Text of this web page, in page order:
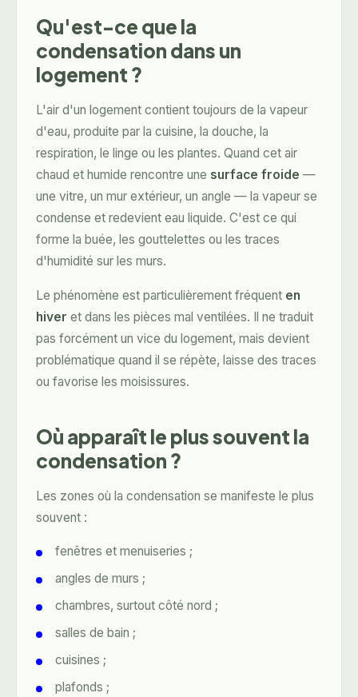
Qu'est-ce que la
condensation dans un
logement ?
L'air d'un logement contient toujours de la vapeur
d'eau, produite par la cuisine, la douche, la
respiration, le linge ou les plantes. Quand cet air
chaud et humide rencontre une surface froide —
une vitre, un mur extérieur, un angle — la vapeur se
condense et redevient eau liquide. C'est ce qui
forme la buée, les gouttelettes ou les traces
d'humidité sur les murs.
Le phénomène est particulièrement fréquent en
hiver et dans les pièces mal ventilées. Il ne traduit
pas forcément un vice du logement, mais devient
problématique quand il se répète, laisse des traces
ou favorise les moisissures.
Où apparaît le plus souvent la
condensation ?
Les zones où la condensation se manifeste le plus
souvent :
fenêtres et menuiseries ;
angles de murs ;
chambres, surtout côté nord ;
salles de bain ;
cuisines ;
plafonds ;